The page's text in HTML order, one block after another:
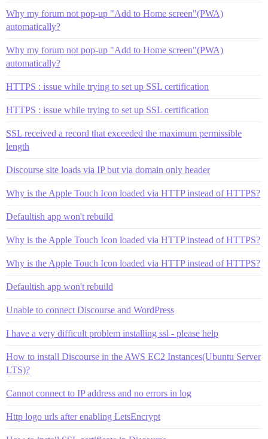
Why my forum not pop-up "Add to Home screen"(PWA)
automatically?
Why my forum not pop-up "Add to Home screen"(PWA)
automatically?
HTTPS : issue while trying to set up SSL certification
HTTPS : issue while trying to set up SSL certification
SSL received a record that exceeded the maximum permissible
length
Discourse site loads via IP but via domain only header
Why is the Apple Touch Icon loaded via HTTP instead of HTTPS?
Defaultish app won't rebuild
Why is the Apple Touch Icon loaded via HTTP instead of HTTPS?
Why is the Apple Touch Icon loaded via HTTP instead of HTTPS?
Defaultish app won't rebuild
Unable to connect Discourse and WordPress
I have a very difficult problem installing ssl - please help
How to install Discourse in the AWS EC2 Instances(Ubuntu Server
LTS)?
Cannot connect to IP address and no errors in log
Http logo urls after enabling LetsEncrypt